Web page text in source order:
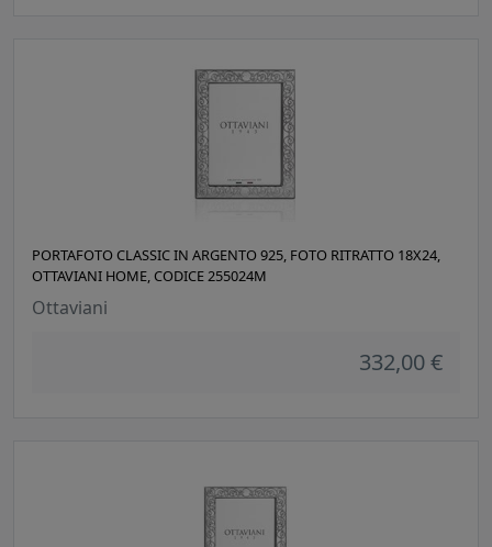
PORTAFOTO CLASSIC IN ARGENTO 925, FOTO RITRATTO 18X24,
OTTAVIANI HOME, CODICE 255024M
Ottaviani
332,00 €